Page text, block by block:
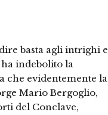
basta agli intrighi e
indebolito la
che evidentemente la
Mario Bergoglio,
del Conclave,